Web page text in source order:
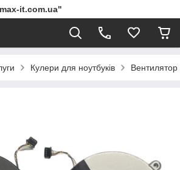
it.com.ua"
Кулери для ноутбуків